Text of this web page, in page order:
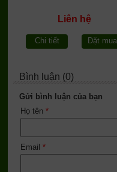
Liên hệ
Chi tiết Đặt mua
Bình luận (0)
Gửi bình luận của bạn
Họ tên *
Email *